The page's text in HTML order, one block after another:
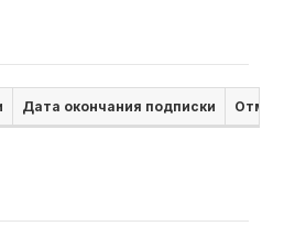
Дата окончания подписки